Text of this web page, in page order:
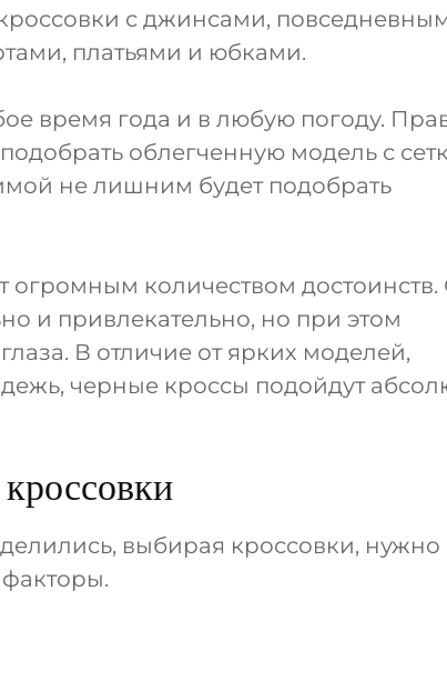
с джинсами,
платьями и юбками.
время года и в любую погоду.
облегченную модель с
не лишним будет подобрать
огромным количеством
и привлекательно, но при этом
В отличие от ярких моделей,
черные кроссы подойдут
выбирая кроссовки, нужно